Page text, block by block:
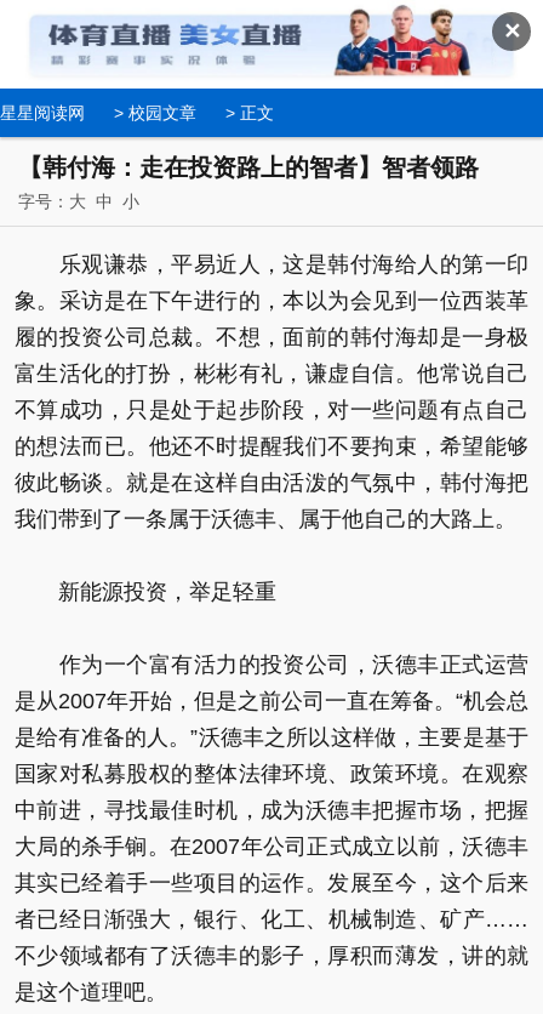
✕
星星阅读网 > 校园文章 > 正文
【韩付海：走在投资路上的智者】智者领路
字号： 大 中 小
乐观谦恭，平易近人，这是韩付海给人的第一印
象。采访是在下午进行的，本以为会见到一位西装革
履的投资公司总裁。不想，面前的韩付海却是一身极
富生活化的打扮，彬彬有礼，谦虚自信。他常说自己
不算成功，只是处于起步阶段，对一些问题有点自己
的想法而已。他还不时提醒我们不要拘束，希望能够
彼此畅谈。就是在这样自由活泼的气氛中，韩付海把
我们带到了一条属于沃德丰、属于他自己的大路上。
新能源投资，举足轻重
作为一个富有活力的投资公司，沃德丰正式运营
是从2007年开始，但是之前公司一直在筹备。“机会总
是给有准备的人。”沃德丰之所以这样做，主要是基于
国家对私募股权的整体法律环境、政策环境。在观察
中前进，寻找最佳时机，成为沃德丰把握市场，把握
大局的杀手锏。在2007年公司正式成立以前，沃德丰
其实已经着手一些项目的运作。发展至今，这个后来
者已经日渐强大，银行、化工、机械制造、矿产……
不少领域都有了沃德丰的影子，厚积而薄发，讲的就
是这个道理吧。